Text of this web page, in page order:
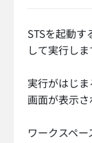
STSを起動す
して実行しま
実行がはじま
画面が表示さ
ワークスペー